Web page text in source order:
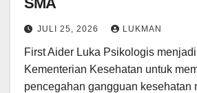
JULI 25, 2026 LUKMAN
First Aider Luka Psikologis
Kementerian Kesehatan untuk
pencegahan gangguan kesehatan